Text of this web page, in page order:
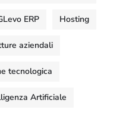
ERP Hosting
aziendali
tecnologica
Artificiale